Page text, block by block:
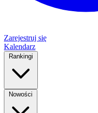
Zarejestruj się
Kalendarz
Rankingi
Nowości